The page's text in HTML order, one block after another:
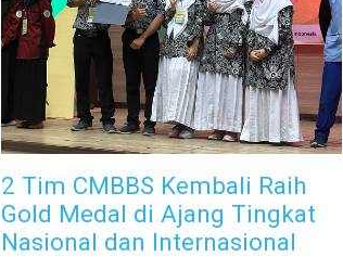
2 Tim CMBBS Kembali Raih
Gold Medal di Ajang Tingkat
Nasional dan Internasional